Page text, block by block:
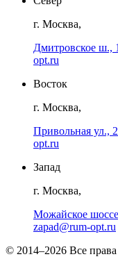
г. Москва,
Дмитровское ш.,
opt.ru
Восток
г. Москва,
Привольная ул.,
opt.ru
Запад
г. Москва,
Можайское
zapad@rum-opt.ru
© 2014–2026 Все